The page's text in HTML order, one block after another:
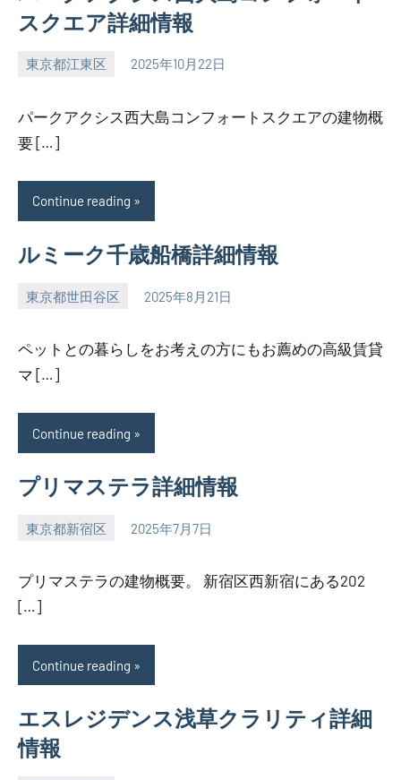
スクエア詳細情報
東京都江東区 2025年10月22日
SEZIMO
パークアクシス西大島コンフォートスクエアの建物概
要 […]
Continue reading
ルミーク千歳船橋詳細情報
東京都世田谷区 2025年8月21日
SEZIMO
ペットとの暮らしをお考えの方にもお薦めの高級賃貸
マ […]
Continue reading
プリマステラ詳細情報
東京都新宿区 2025年7月7日
SEZIMO
プリマステラの建物概要。 新宿区西新宿にある202
[…]
Continue reading
エスレジデンス浅草クラリティ詳細
情報